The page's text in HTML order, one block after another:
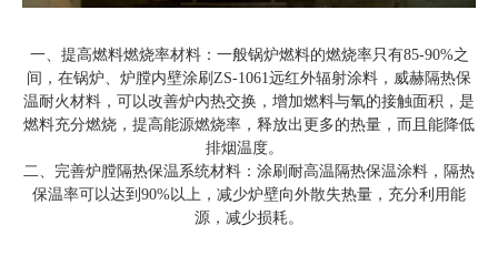
一、提高燃料燃烧率材料：一般锅炉燃料的燃烧率只有85-90%之
间，在锅炉、炉膛内壁涂刷ZS-1061远红外辐射涂料，威赫隔热保
温耐火材料，可以改善炉内热交换，增加燃料与氧的接触面积，是
燃料充分燃烧，提高能源燃烧率，释放出更多的热量，而且能降低
排烟温度。
二、完善炉膛隔热保温系统材料：涂刷耐高温隔热保温涂料，隔热
保温率可以达到90%以上，减少炉壁向外散失热量，充分利用能
源，减少损耗。